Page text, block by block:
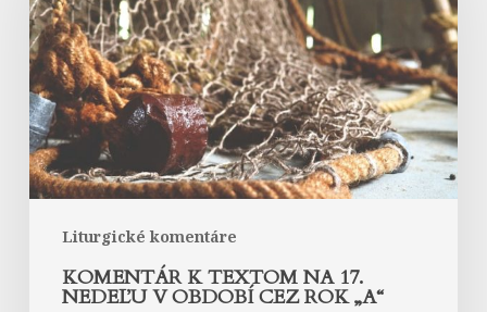
Liturgické komentáre
na
17.
nedeľu
v
období
cez
rok
„A“
KOMENTÁR K TEXTOM NA 17.
NEDEĽU V OBDOBÍ CEZ ROK „A“